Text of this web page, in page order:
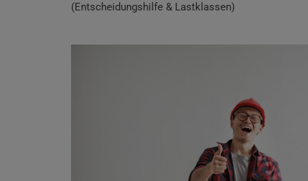
(Entscheidungshilfe & Lastklassen)